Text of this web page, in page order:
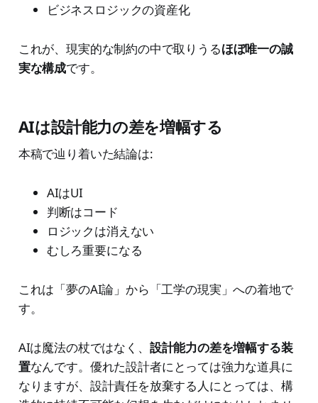
ビジネスロジックの資産化
これが、現実的な制約の中で取りうるほぼ唯一の誠
実な構成です。
AIは設計能力の差を増幅する
本稿で辿り着いた結論は:
AIはUI
判断はコード
ロジックは消えない
むしろ重要になる
これは「夢のAI論」から「工学の現実」への着地で
す。
AIは魔法の杖ではなく、 設計能力の差を増幅する装
置なんです。優れた設計者にとっては強力な道具に
なりますが、設計責任を放棄する人にとっては、構